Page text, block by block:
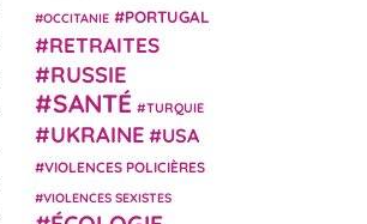
OCCITANIE PORTUGAL
RETRAITES
RUSSIE
SANTÉ TURQUIE
UKRAINE USA
VIOLENCES POLICIÈRES
VIOLENCES SEXISTES